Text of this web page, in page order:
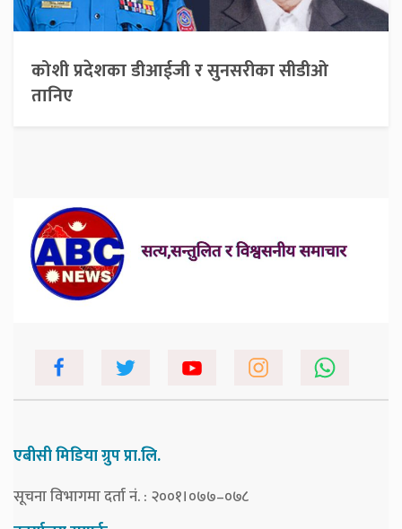
कोशी प्रदेशका डीआईजी र सुनसरीका सीडीओ
तानिए
एबीसी मिडिया ग्रुप प्रा.लि.
सूचना विभागमा दर्ता नं. : २००१।०७७–०७८